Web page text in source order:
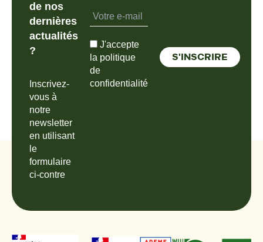
de nos
dernières
actualités
?
Inscrivez-
vous à
notre
newsletter
en utilisant
le
formulaire
ci-contre
J'accepte
la politique
de
confidentialité